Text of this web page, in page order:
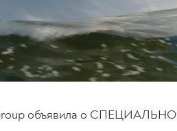
объявила о